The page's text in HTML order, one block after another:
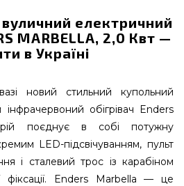
електричний
MARBELLA, 2,0 Квт —
в Україні
новий стильний купольний
інфрачервоний обігрівач Enders
поєднує в собі потужну
LED-підсвічуванням, пульт
і сталевий трос із карабіном
фіксації. Enders Marbella — це